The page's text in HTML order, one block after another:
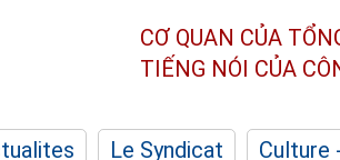
CƠ QUAN CỦA
TIẾNG NÓI CỦA
Le Syndicat
Culture